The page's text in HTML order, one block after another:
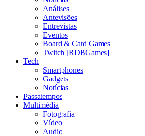
Análises
Antevisões
Entrevistas
Eventos
Board & Card Games
Twitch [RDBGames]
Tech
Smartphones
Gadgets
Notícias
Passatempos
Multimédia
Fotografia
Vídeo
Audio